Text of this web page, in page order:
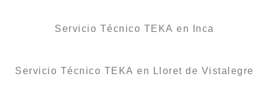
Servicio Técnico TEKA en Inca
Servicio Técnico TEKA en Lloret de Vistalegre